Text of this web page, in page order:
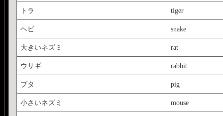
トラ tiger
ヘビ snake
大きいネズミ rat
ウサギ rabbit
ブタ pig
小さいネズミ mouse